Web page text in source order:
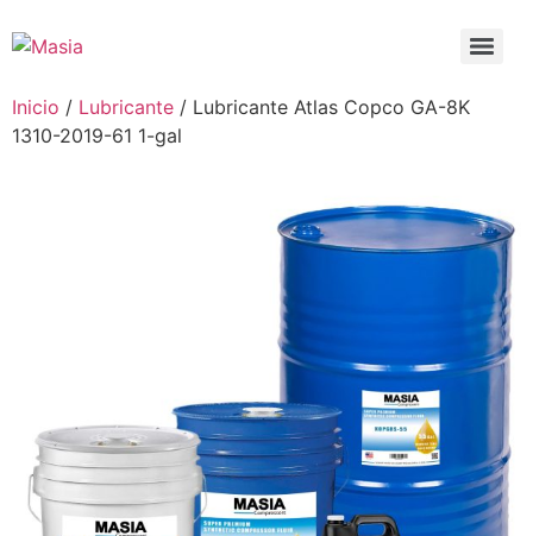
Inicio / Lubricante / Lubricante Atlas Copco GA-8K
1310-2019-61 1-gal